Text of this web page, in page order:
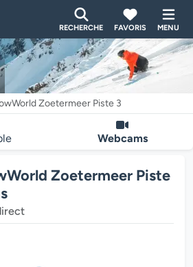
RECHERCHE FAVORIS MENU
Zoetermeer Piste 3
Webcams
Zoetermeer Piste